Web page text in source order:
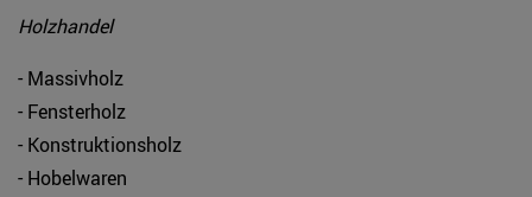
Holzhandel
- Massivholz
- Fensterholz
- Konstruktionsholz
- Hobelwaren